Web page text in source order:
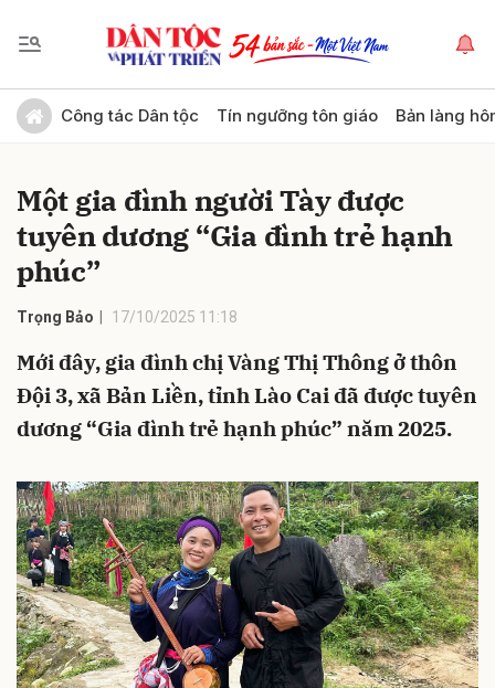
Công tác Dân tộc Tín ngưỡng tôn giáo Bản làng
Một gia đình người Tày được
tuyên dương “Gia đình trẻ hạnh
phúc”
Trọng Bảo 17/10/2025 11:18
Mới đây, gia đình chị Vàng Thị Thông ở thôn
Đội 3, xã Bản Liền, tỉnh Lào Cai đã được tuyên
dương “Gia đình trẻ hạnh phúc” năm 2025.
Gửi bình luận